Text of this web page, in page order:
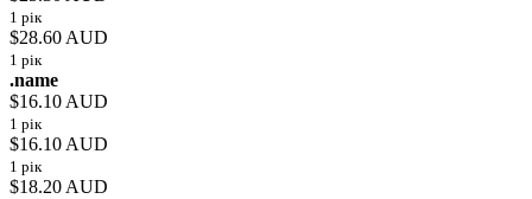
1 рік
$28.60 AUD
1 рік
.name
$16.10 AUD
1 рік
$16.10 AUD
1 рік
$18.20 AUD